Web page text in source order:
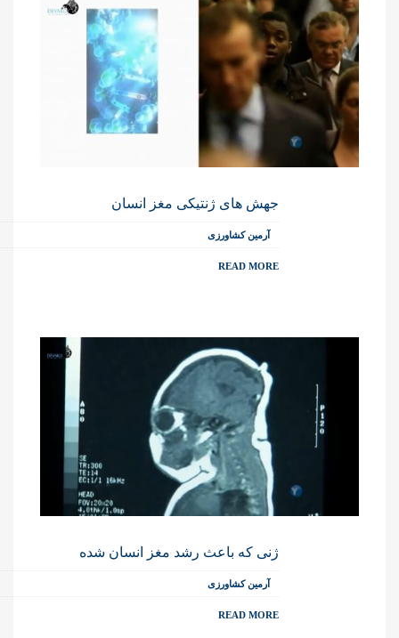
جهش های ژنتیکی مغز انسان
آرمین کشاورزی
READ MORE
ژنی که باعث رشد مغز انسان شده
آرمین کشاورزی
READ MORE